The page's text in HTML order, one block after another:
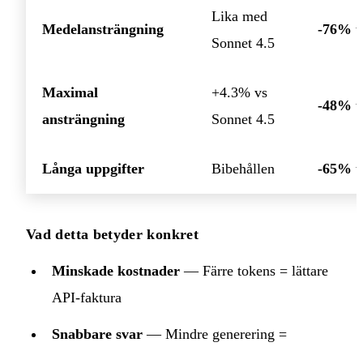
Medelansträngning
Lika med
Sonnet 4.5
-76%
Maximal
ansträngning
+4.3% vs
Sonnet 4.5
-48%
Långa uppgifter Bibehållen -65%
Vad detta betyder konkret
Minskade kostnader — Färre tokens = lättare
API-faktura
Snabbare svar — Mindre generering =